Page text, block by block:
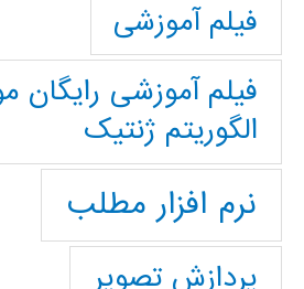
فیلم آموزشی
فیلم آموزشی رایگان
الگوریتم ژنتیک
نرم افزار مطلب
پردازش تصویر